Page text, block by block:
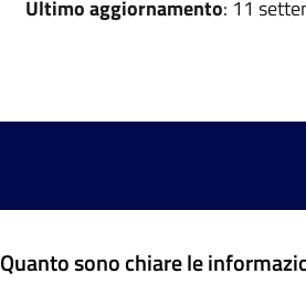
Ultimo aggiornamento: 11
Quanto sono chiare le